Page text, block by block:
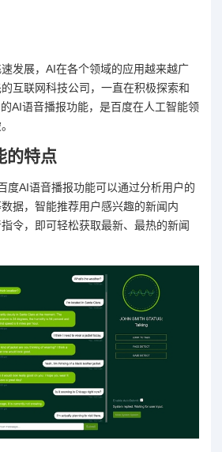
发展，AI在各个领域的应用越来越广
互联网科技公司，一直在积极探索和
AI语音播报功能，是百度在人工智能领
的特点
度AI语音播报功能可以通过分析用户的
据，智能推荐用户感兴趣的新闻内
令，即可轻松获取最新、最热的新闻